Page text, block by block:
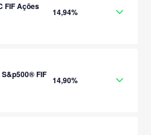
FIF Ações
14,94%
FIF
14,90%